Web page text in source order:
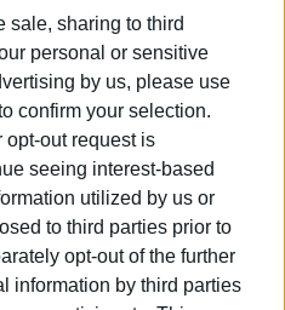
sale, sharing to third
personal or sensitive
by us, please use
confirm your selection.
opt-out request is
seeing interest-based
utilized by us or
to third parties prior to
opt-out of the further
information by third parties
επεσήμανε και ο
Παράταξής μας- ότι το
σε κεντρική και
της πόλης της Κέρκυρας,
να κατασκευάσει χώρους
των δημοτών και των
προς ενοικίαση από τα
προς όφελος του Δήμου.
και ως ένα
πολιτιστικό.